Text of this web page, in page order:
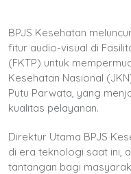
BPJS Kesehatan
fitur audio-visual di
(FKTP) untuk
Kesehatan Nasional
Putu Parwata, yang
kualitas pelayanan.
Direktur Utama BPJS
di era teknologi saat ini,
tantangan bagi